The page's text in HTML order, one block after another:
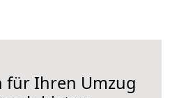
für Ihren Umzug